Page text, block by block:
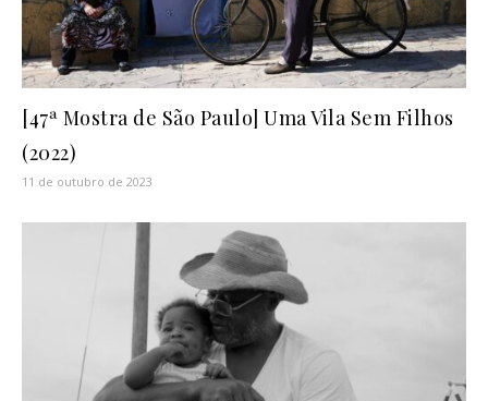
[47ª Mostra de São Paulo] Uma Vila Sem Filhos
(2022)
11 de outubro de 2023